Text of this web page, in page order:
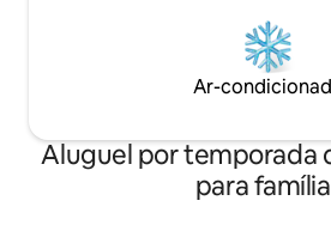
Ar-
Aluguel por temporada
para